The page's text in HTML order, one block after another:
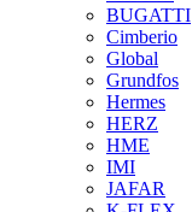
BUGATTI
Cimberio
Global
Grundfos
Hermes
HERZ
HME
IMI
JAFAR